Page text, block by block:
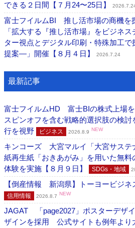
できる２日間【７月24〜25日】
富士フイルムBI 推し活市場の商機を
「拡大する『推し活市場』をビジネ
ター視点とデジタル印刷・特殊加工
提案―」開催【８月４日】
2026.7.24
最新記事
富士フイルムHD 富士BIの株式上場を
スピンオフを含む戦略的選択肢の検
行を視野
ビジネス 2026.8.9 NEW
キンコーズ 大宮マルイ「大宮サス
紙再生紙「おきあがみ」を用いた無料
体験を実施【８月９日】
SDGs・地域
【倒産情報 新潟県】トーヨービジ
信用情報 2026.8.7 NEW
JAGAT 「page2027」ポスターデザ
ザインを採用 公式サイトも例年より